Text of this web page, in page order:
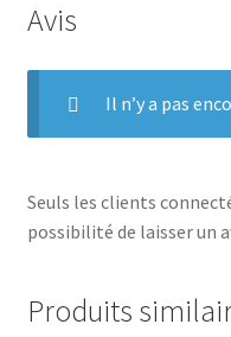
Avis
Il n’y a pas
Seuls les clients
possibilité de laisser un
Produits